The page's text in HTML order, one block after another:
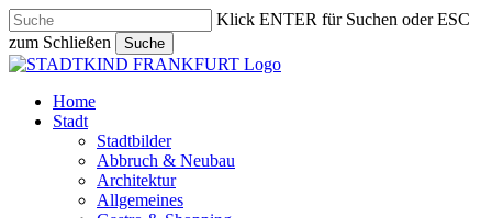
Skip
to
main
content
Klick ENTER für Suchen oder ESC
zum Schließen
Suche
Close
search
Menu
Home
Stadt
Stadtbilder
Abbruch & Neubau
Architektur
Allgemeines